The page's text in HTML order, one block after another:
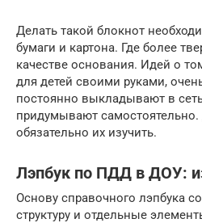
Делать такой блокнот
бумаги и картона. Где более
качестве основания. Идей о
для детей своими руками,
постоянно выкладывают в
придумывают
обязательно их изучить.
Лэпбук по ПДД в ДОУ:
Основу справочного лэпбука
структуру и отдельные